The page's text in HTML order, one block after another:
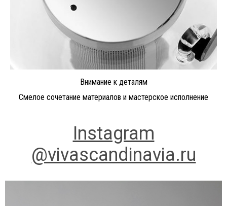
Внимание к деталям
Смелое сочетание материалов и мастерское исполнение
Instagram
@vivascandinavia.ru